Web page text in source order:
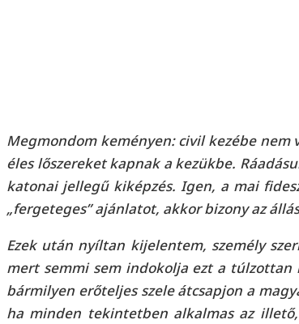
Megmondom keményen: civil kezébe nem
éles lőszereket kapnak a kezükbe.
katonai jellegű kiképzés. Igen, a mai
„fergeteges” ajánlatot, akkor bizony az
Ezek után nyíltan kijelentem, személy
mert semmi sem indokolja ezt a
bármilyen erőteljes szele átcsapjon a
ha minden tekintetben alkalmas az